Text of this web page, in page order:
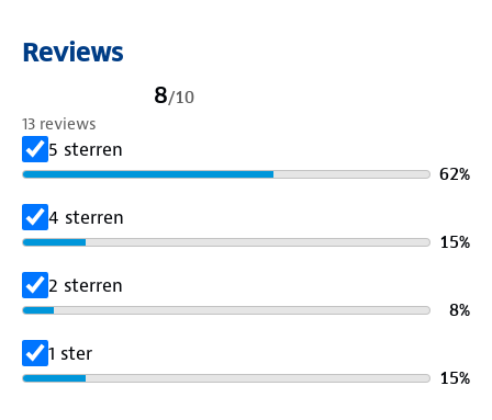
Handige opbergvakken
Reviews
8/10
13 reviews
5 sterren
62%
4 sterren
15%
2 sterren
8%
1 ster
15%